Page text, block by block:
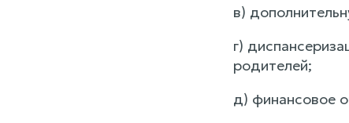
в)
г)
родителей;
д) финансовое